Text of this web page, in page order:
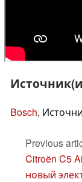
Bosch,
Previous
Citroën C5
новый